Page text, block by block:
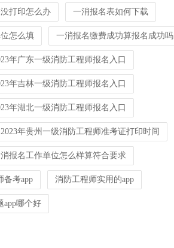
打印怎么办 一消报名表如何下载
怎么填 一消报名缴费成功算报名成功吗
年广东一级消防工程师报名入口
年吉林一级消防工程师报名入口
年湖北一级消防工程师报名入口
2023年贵州一级消防工程师准考证打印时间
报名工作单位怎么样算符合要求
备考app 消防工程师实用的app
app哪个好